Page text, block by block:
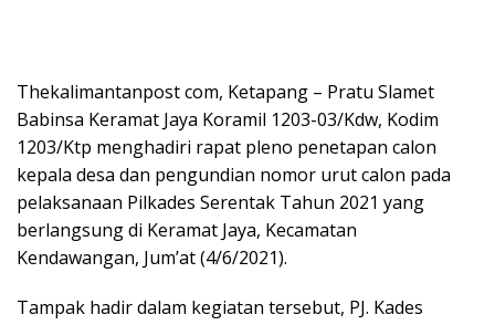
Thekalimantanpost com, Ketapang – Pratu Slamet
Babinsa Keramat Jaya Koramil 1203-03/Kdw, Kodim
1203/Ktp menghadiri rapat pleno penetapan calon
kepala desa dan pengundian nomor urut calon pada
pelaksanaan Pilkades Serentak Tahun 2021 yang
berlangsung di Keramat Jaya, Kecamatan
Kendawangan, Jum’at (4/6/2021).
Tampak hadir dalam kegiatan tersebut, PJ. Kades